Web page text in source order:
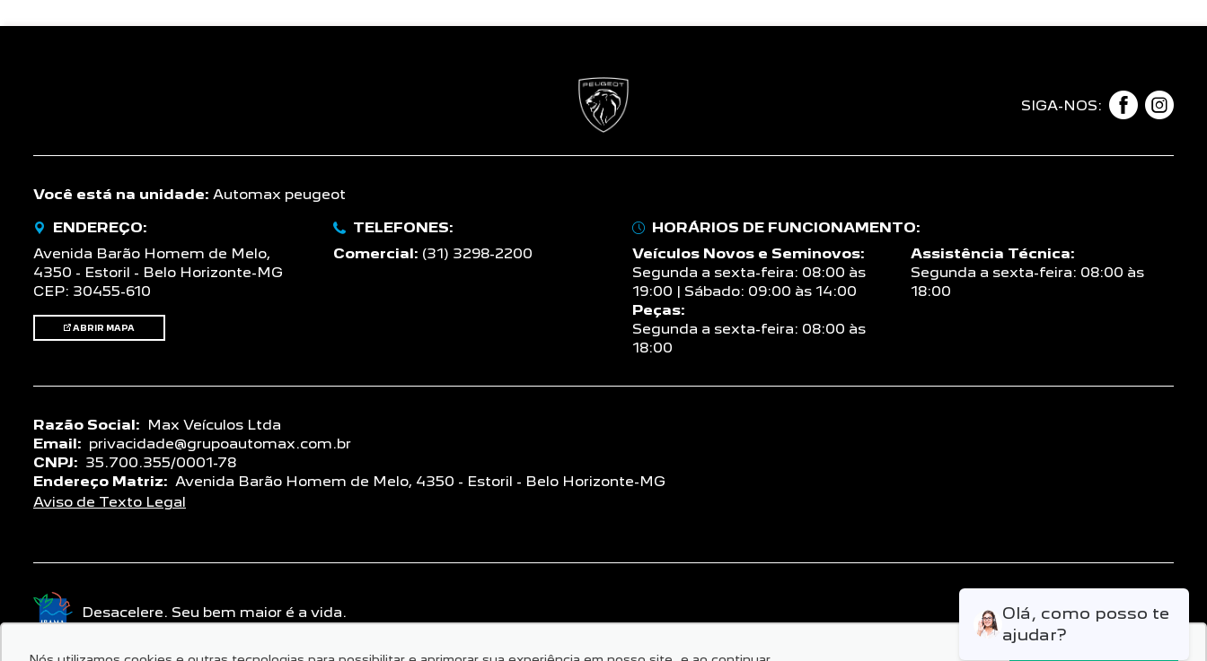
SIGA-NOS:
Você está na unidade: Automax peugeot
ENDEREÇO:
Avenida Barão Homem de Melo,
4350 - Estoril - Belo Horizonte-MG
CEP: 30455-610
ABRIR MAPA
TELEFONES:
Comercial: (31) 3298-2200
HORÁRIOS DE FUNCIONAMENTO:
Veículos Novos e Seminovos:
Segunda a sexta-feira: 08:00 às
19:00 | Sábado: 09:00 às 14:00
Assistência Técnica:
Segunda a sexta-feira: 08:00 às
18:00
Peças:
Segunda a sexta-feira: 08:00 às
18:00
Razão Social: Max Veículos Ltda
Email: privacidade@grupoautomax.com.br
CNPJ: 35.700.355/0001-78
Endereço Matriz: Avenida Barão Homem de Melo, 4350 - Estoril - Belo Horizonte-MG
Aviso de Texto Legal
Desacelere. Seu bem maior é a vida.